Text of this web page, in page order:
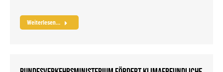
Weiterlesen...